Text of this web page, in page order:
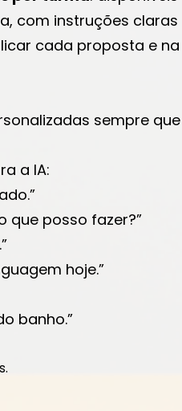
com instruções claras
cada proposta e na
sempre que
a IA:
que posso fazer?”
hoje.”
banho.”